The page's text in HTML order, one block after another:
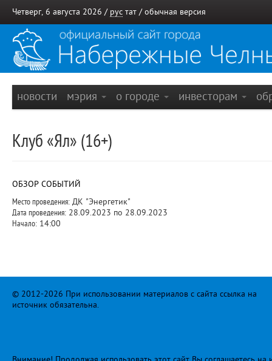
Четверг, 6 августа 2026 / рус тат / обычная версия
новости мэрия о городе инвесторам
Клуб «Ял» (16+)
ОБЗОР СОБЫТИЙ
Место проведения: ДК "Энергетик"
Дата проведения: 28.09.2023 по 28.09.2023
Начало: 14:00
© 2012-2026 При использовании материалов с сайта ссылка на
источник обязательна.